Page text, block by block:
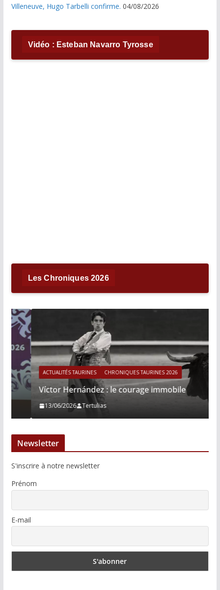
Villeneuve, Hugo Tarbelli confirme. 04/08/2026
Vidéo : Esteban Navarro Tyrosse
Les Chroniques 2026
ACTUALITÉS TAURINES CHRONIQUES TAURINES 2026
Víctor Hernández : le courage immobile
13/06/2026 Tertulias
Newsletter
S'inscrire à notre newsletter
Prénom
E-mail